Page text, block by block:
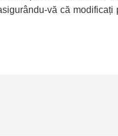
vă că